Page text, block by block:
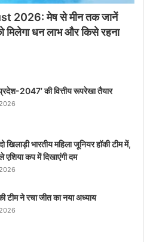
2026: मेष से मीन तक जानें
मिलेगा धन लाभ और किसे रहना
2047’ की वित्तीय रूपरेखा तैयार
खिलाड़ी भारतीय महिला जूनियर हॉकी टीम में,
एशिया कप में दिखाएंगी दम
टीम ने रचा जीत का नया अध्याय